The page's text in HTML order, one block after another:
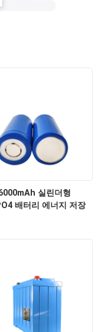
실린더형
배터리 에너지 저장